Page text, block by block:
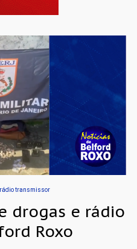
rádio transmissor
drogas e rádio
Roxo